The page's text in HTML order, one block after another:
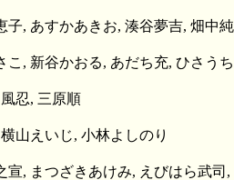
, あすかあきお, 湊谷夢吉, 畑中
, 新谷かおる, あだち充, ひさう
忍, 三原順
山えいじ, 小林よしのり
, まつざきあけみ, えびはら武司